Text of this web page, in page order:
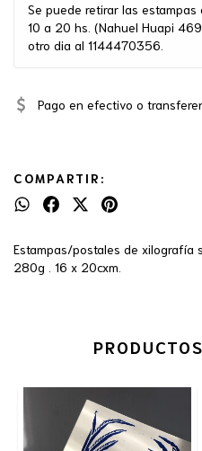
Se puede retirar las
10 a 20 hs. (Nahuel Huapi
otro dia al 1144470356.
Pago en efectivo o
COMPARTIR:
Estampas/postales de xilografía
280g . 16 x 20cxm.